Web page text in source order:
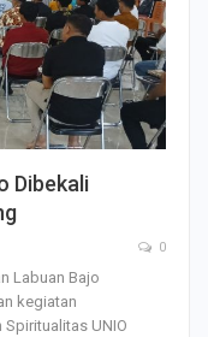
Dibekali
0
Labuan Bajo
kegiatan
UNIO